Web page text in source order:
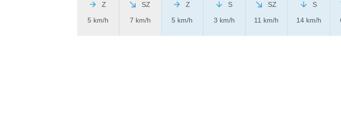
Z
5 km/h
SZ
7 km/h
Z
5 km/h
S
3 km/h
SZ
11 km/h
S
14 km/h